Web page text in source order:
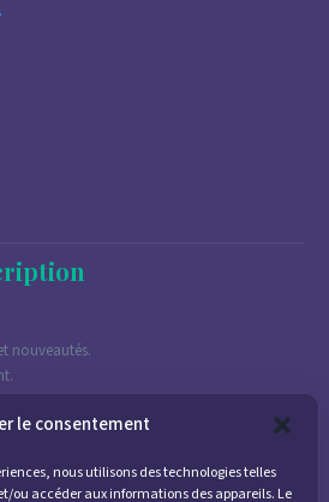
le consentement
nous utilisons des technologies telles
ou accéder aux informations des appareils. Le
nouveautés.
emails marketing conformément à la